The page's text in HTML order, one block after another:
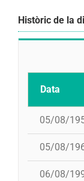
Històric de la
Data
05/08/
05/08/
06/08/